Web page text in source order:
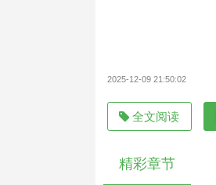
2025-12-09 21:50:02
全文阅读
精彩章节